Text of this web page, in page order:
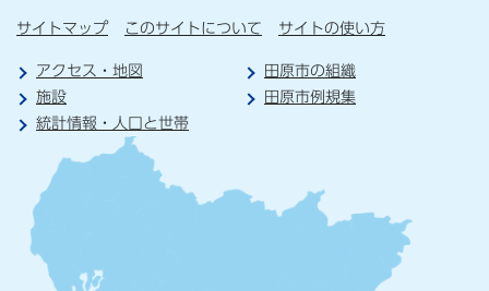
サイトマップ このサイトについて サイトの使い方
アクセス・地図
田原市の組織
施設
田原市例規集
統計情報・人口と世帯